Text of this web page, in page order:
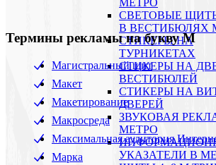
МЕТРО
СВЕТОВЫЕ
В ВЕСТИБЮЛЯХ
СТИКЕРЫ НА
ТУРНИКЕТАХ
CТИКЕРЫ НА
ВЕСТИБЮЛЕЙ
CТИКЕРЫ НА
ДВЕРЕЙ
ЗВУКОВАЯ
МЕТРО
УКАЗАТЕЛИ В
Термины рекламы на букву M
Магистральный щит
Макет
Макетирование
Макросреда
Максимальная аудитория
Марка